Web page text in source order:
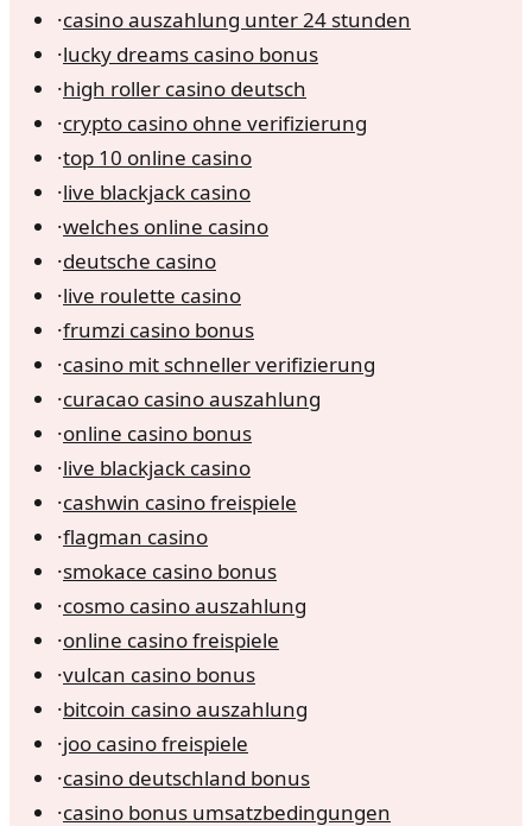
·casino auszahlung unter 24 stunden
·lucky dreams casino bonus
·high roller casino deutsch
·crypto casino ohne verifizierung
·top 10 online casino
·live blackjack casino
·welches online casino
·deutsche casino
·live roulette casino
·frumzi casino bonus
·casino mit schneller verifizierung
·curacao casino auszahlung
·online casino bonus
·live blackjack casino
·cashwin casino freispiele
·flagman casino
·smokace casino bonus
·cosmo casino auszahlung
·online casino freispiele
·vulcan casino bonus
·bitcoin casino auszahlung
·joo casino freispiele
·casino deutschland bonus
·casino bonus umsatzbedingungen